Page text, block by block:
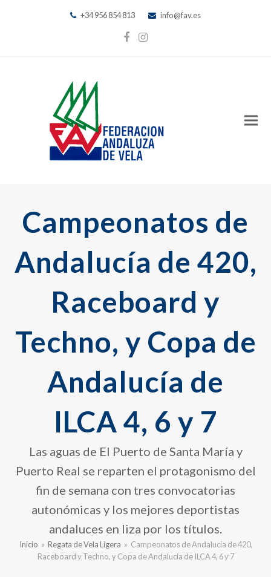
+34 956 854 813 info@fav.es
Facebook
Instagram
Campeonatos de
Andalucía de 420,
Raceboard y
Techno, y Copa de
Andalucía de
ILCA 4, 6 y 7
Las aguas de El Puerto de Santa María y
Puerto Real se reparten el protagonismo del
fin de semana con tres convocatorias
autonómicas y los mejores deportistas
andaluces en liza por los títulos.
Inicio » Regata de Vela Ligera » Campeonatos de Andalucía de 420,
Raceboard y Techno, y Copa de Andalucía de ILCA 4, 6 y 7